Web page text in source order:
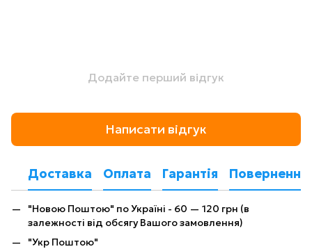
Додайте перший відгук
Написати відгук
Доставка Оплата Гарантія Повернення
"Новою Поштою" по Україні - 60 — 120 грн (в
залежності від обсягу Вашого замовлення)
"Укр Поштою"